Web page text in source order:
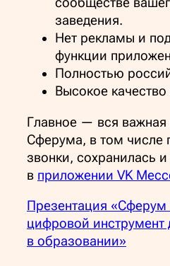
заведения.
Нет рекламы и
функции
Полностью
Высокое качество
Главное — вся
Сферума, в том числе
звонки, сохранилась и
в приложении VK
Презентация
цифровой
в образовании»